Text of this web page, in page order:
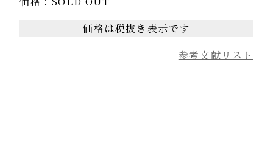
価格は税抜き表示です
参考文献リスト